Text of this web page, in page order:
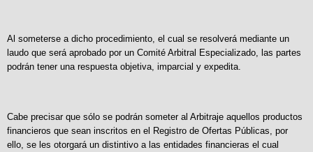
Al someterse a dicho procedimiento, el cual se resolverá mediante un
laudo que será aprobado por un Comité Arbitral Especializado, las partes
podrán tener una respuesta objetiva, imparcial y expedita.
Cabe precisar que sólo se podrán someter al Arbitraje aquellos productos
financieros que sean inscritos en el Registro de Ofertas Públicas, por
ello, se les otorgará un distintivo a las entidades financieras el cual